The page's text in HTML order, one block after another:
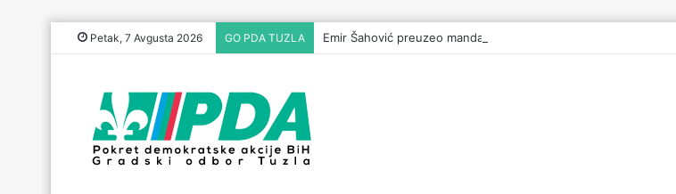
Petak, 7 Avgusta 2026 GO PDA TUZLA Emir Šahović preuzeo mandat vijećnika u Gradskom vijeću Tuzla